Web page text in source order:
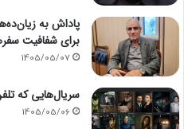
پاداش به
برای شفافیت
1405/05/07
سریال‌هایی که
1405/05/06